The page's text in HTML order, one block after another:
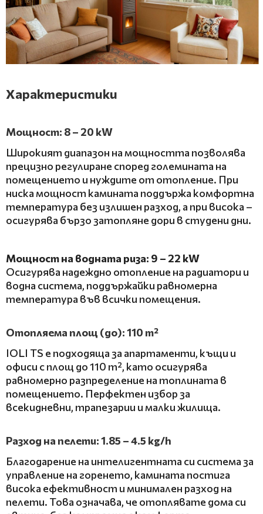
Характеристики
Мощност: 8 – 20 kW
Широкият диапазон на мощността позволява
прецизно регулиране според големината на
помещението и нуждите от отопление. При
ниска мощност камината поддържа комфортна
температура без излишен разход, а при висока –
осигурява бързо затопляне дори в студени дни.
Мощност на водната риза: 9 – 22 kW
Осигурява надеждно отопление на радиатори и
водна система, поддържайки равномерна
температура във всички помещения.
Отопляема площ (до): 110 m²
IOLI TS е подходяща за апартаменти, къщи и
офиси с площ до 110 m², като осигурява
равномерно разпределение на топлината в
помещението. Перфектен избор за
всекидневни, трапезарии и малки жилища.
Разход на пелети: 1.85 – 4.5 kg/h
Благодарение на интелигентната си система за
управление на горенето, камината постига
висока ефективност и минимален разход на
пелети. Това означава, че отоплявате дома си